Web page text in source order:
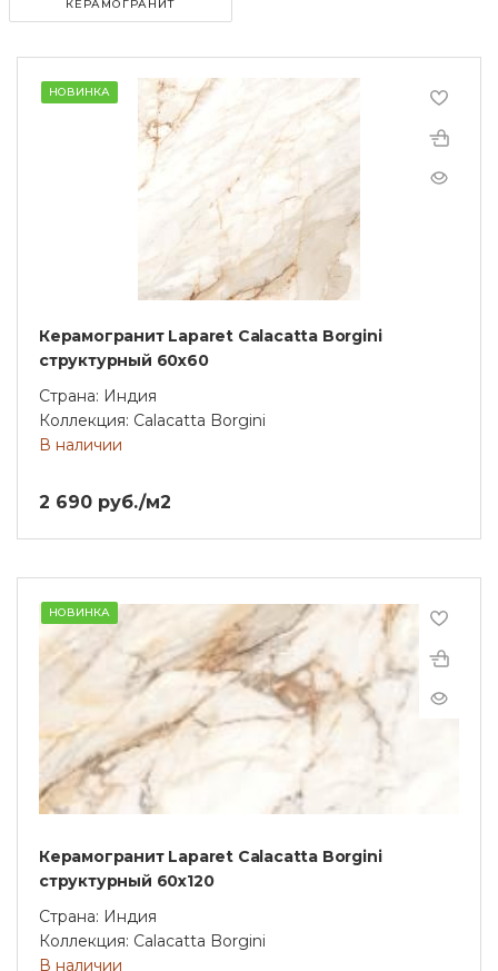
КЕРАМОГРАНИТ
НОВИНКА
Керамогранит Laparet Calacatta Borgini
структурный 60х60
Страна: Индия
Коллекция: Calacatta Borgini
В наличии
2 690 руб./м2
НОВИНКА
Керамогранит Laparet Calacatta Borgini
структурный 60х120
Страна: Индия
Коллекция: Calacatta Borgini
В наличии